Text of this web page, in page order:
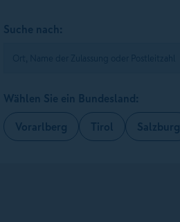
Suche nach:
Wählen Sie ein Bundesland:
Vorarlberg
Tirol Salzburg